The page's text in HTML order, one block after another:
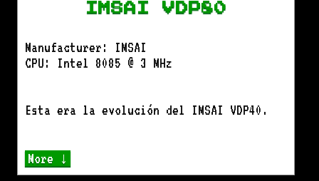
IMSAI VDP80
Manufacturer: IMSAI
CPU: Intel 8085 @ 3 MHz
Esta era la evolución del IMSAI VDP40.
More ↓